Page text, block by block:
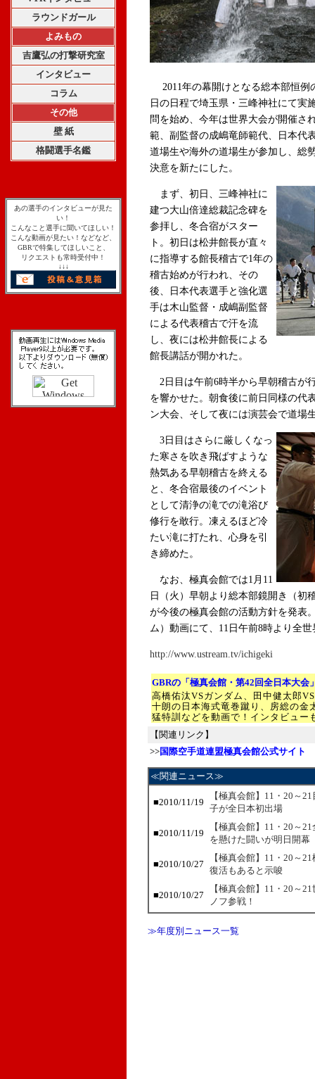
ラウンドガール
よみもの
吉鷹弘の打撃研究室
インタビュー
コラム
その他
壁 紙
格闘選手名鑑
あの選手のインタビューが見た
い！
こんなこと選手に聞いてほしい！
こんな動画が見たい！などなど、
GBRで特集してほしいこと、
リクエストも常時受付中！
↓↓↓
2011年の幕開けとなる総本部恒例
日の日程で埼玉県・三峰神社にて実
問を始め、今年は世界大会が開催さ
範、副監督の成嶋竜師範代、日本代
道場生や海外の道場生が参加し、総
決意を新たにした。
まず、初日、三峰神社に
建つ大山倍達総裁記念碑を
参拝し、冬合宿がスター
ト。初日は松井館長が直々
に指導する館長稽古で1年の
稽古始めが行われ、その
後、日本代表選手と強化選
手は木山監督・成嶋副監督
による代表稽古で汗を流
し、夜には松井館長による
館長講話が開かれた。
2日目は午前6時半から早朝稽古が
を響かせた。朝食後に前日同様の代
ン大会、そして夜には演芸会で道場
3日目はさらに厳しくなっ
た寒さを吹き飛ばすような
熱気ある早朝稽古を終える
と、冬合宿最後のイベント
として清浄の滝での滝浴び
修行を敢行。凍えるほど冷
たい滝に打たれ、心身を引
き締めた。
なお、極真会館では1月11
日（火）早朝より総本部鏡開き（初
が今後の極真会館の活動方針を発表
ム）動画にて、11日午前8時より全
http://www.ustream.tv/ichigeki
GBRの 「 極真会館・第42回全日本大会
高橋佑汰VSガンダム、田中健太郎
十朗の日本海式竜巻蹴り、房総の金
猛特訓などを動画で！インタビュー
【関連リンク】
>>国際空手道連盟極真会館公式サイト
≪関連ニュース≫
■2010/11/19
【極真会館】11・20～
子が全日本初出場
■2010/11/19
【極真会館】11・20～
を懸けた闘いが明日開幕
■2010/10/27
【極真会館】11・20～
復活もあると示唆
■2010/10/27
【極真会館】11・20～
ノフ参戦！
≫年度別ニュース一覧